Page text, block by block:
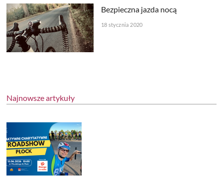
Bezpieczna jazda nocą
18 stycznia 2020
Najnowsze artykuły